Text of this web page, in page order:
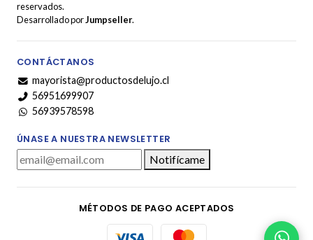
reservados.
Desarrollado porJumpseller.
CONTÁCTANOS
mayorista@productosdelujo.cl
56951699907
56939578598
ÚNASE A NUESTRA NEWSLETTER
Notifícame
MÉTODOS DE PAGO ACEPTADOS